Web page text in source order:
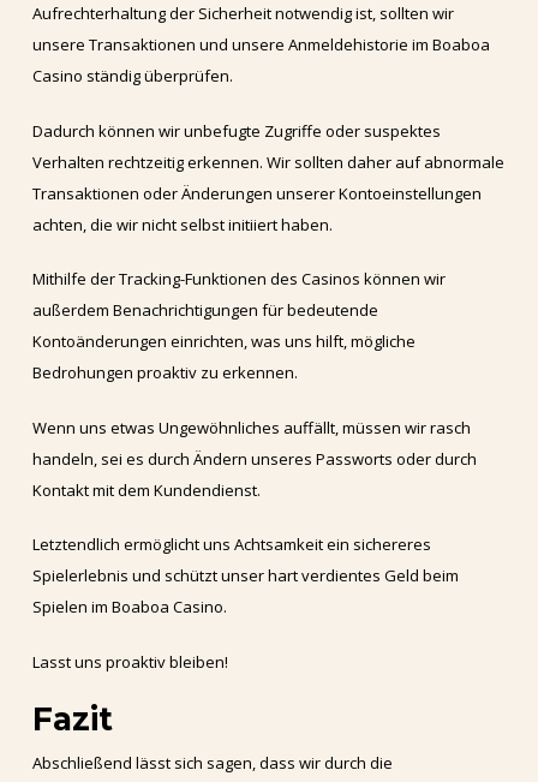
Aufrechterhaltung der Sicherheit notwendig ist, sollten wir
unsere Transaktionen und unsere Anmeldehistorie im Boaboa
Casino ständig überprüfen.
Dadurch können wir unbefugte Zugriffe oder suspektes
Verhalten rechtzeitig erkennen. Wir sollten daher auf abnormale
Transaktionen oder Änderungen unserer Kontoeinstellungen
achten, die wir nicht selbst initiiert haben.
Mithilfe der Tracking-Funktionen des Casinos können wir
außerdem Benachrichtigungen für bedeutende
Kontoänderungen einrichten, was uns hilft, mögliche
Bedrohungen proaktiv zu erkennen.
Wenn uns etwas Ungewöhnliches auffällt, müssen wir rasch
handeln, sei es durch Ändern unseres Passworts oder durch
Kontakt mit dem Kundendienst.
Letztendlich ermöglicht uns Achtsamkeit ein sichereres
Spielerlebnis und schützt unser hart verdientes Geld beim
Spielen im Boaboa Casino.
Lasst uns proaktiv bleiben!
Fazit
Abschließend lässt sich sagen, dass wir durch die